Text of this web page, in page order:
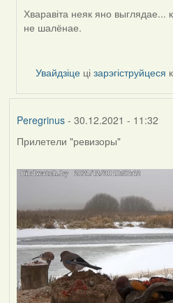
In
reply
Peregrinus
Хваравіта неяк яно выглядае...
не шалёнае.
Увайдзіце цізарэгіструйцеся
Peregrinus- 30.12.2021 - 11:32
Прилетели "ревизоры"